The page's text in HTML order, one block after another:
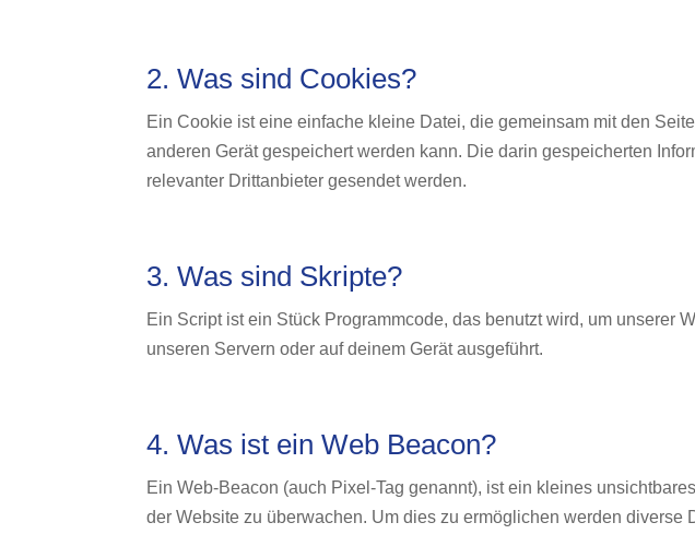
2. Was sind Cookies?
Ein Cookie ist eine einfache kleine Datei, die gemeinsam mit den
anderen Gerät gespeichert werden kann. Die darin gespeicherten
relevanter Drittanbieter gesendet werden.
3. Was sind Skripte?
Ein Script ist ein Stück Programmcode, das benutzt wird, um unserer
unseren Servern oder auf deinem Gerät ausgeführt.
4. Was ist ein Web Beacon?
Ein Web-Beacon (auch Pixel-Tag genannt), ist ein kleines
der Website zu überwachen. Um dies zu ermöglichen werden diverse